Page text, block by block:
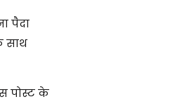
पैदा
साथ
पोस्ट के